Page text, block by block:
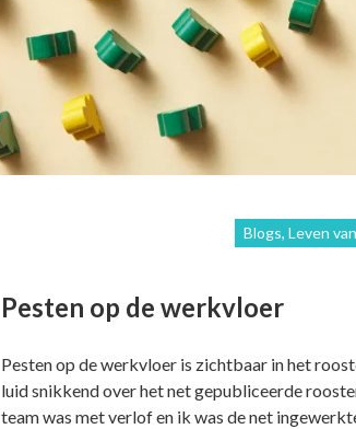
Blogs, Leven
Pesten op de werkvloer
Pesten op de werkvloer is zichtbaar in het
luid snikkend over het net gepubliceerde
team was met verlof en ik was de net